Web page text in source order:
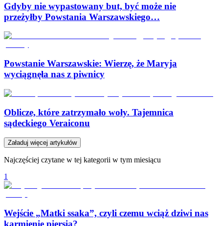
Gdyby nie wypastowany but, być może nie
przeżyłby Powstania Warszawskiego…
Powstanie Warszawskie: Wierzę, że Maryja
wyciągnęła nas z piwnicy
Oblicze, które zatrzymało woły. Tajemnica
sądeckiego Veraiconu
Załaduj więcej artykułów
Najczęściej czytane w tej kategorii w tym miesiącu
1
Wejście „Matki ssaka”, czyli czemu wciąż dziwi nas
karmienie piersią?